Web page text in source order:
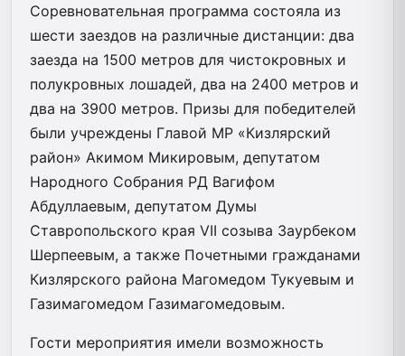
Соревновательная программа состояла из
шести заездов на различные дистанции: два
заезда на 1500 метров для чистокровных и
полукровных лошадей, два на 2400 метров и
два на 3900 метров. Призы для победителей
были учреждены Главой МР «Кизлярский
район» Акимом Микировым, депутатом
Народного Собрания РД Вагифом
Абдуллаевым, депутатом Думы
Ставропольского края VII созыва Заурбеком
Шерпеевым, а также Почетными гражданами
Кизлярского района Магомедом Тукуевым и
Газимагомедом Газимагомедовым.
Гости мероприятия имели возможность